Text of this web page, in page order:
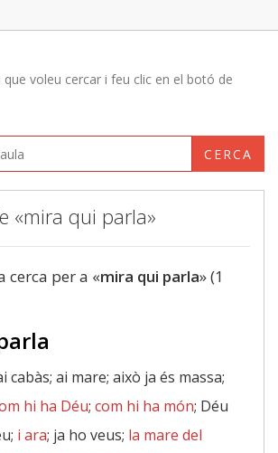
voleu cercar i feu clic en el botó de
CERCA
«mira qui parla»
cerca per a «mira qui parla» (1
cabàs; ai mare; això ja és massa;
hi ha Déu; com hi ha món; Déu
i ara; ja ho veus; la mare del